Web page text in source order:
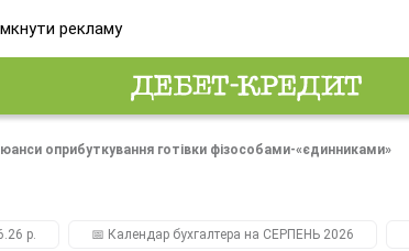
рекламу
оприбуткування готівки фізособами-«єдинниками»
р. 📅 Календар бухгалтера на СЕРПЕНЬ 2026